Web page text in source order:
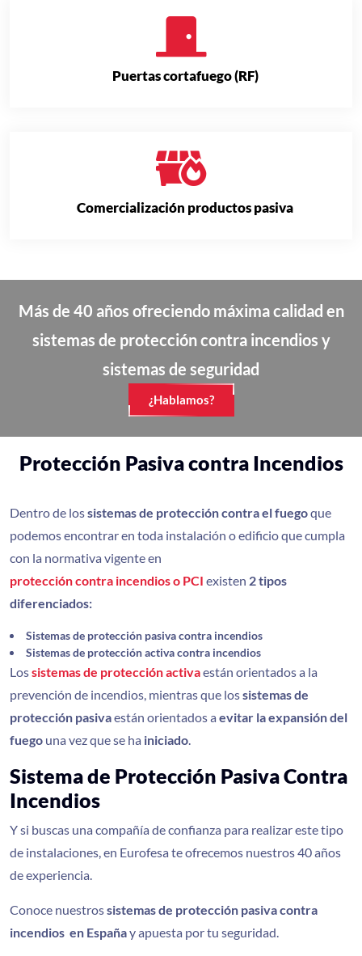
Puertas cortafuego (RF)
Comercialización productos pasiva
Más de 40 años ofreciendo máxima calidad en
sistemas de protección contra incendios y
sistemas de seguridad
¿Hablamos?
Protección Pasiva contra Incendios
Dentro de lossistemas de protección contra el fuegoque
podemos encontrar en toda instalación o edificio que cumpla
con la normativa vigente en
protección contra incendios o PCI existen 2 tipos
diferenciados:
Sistemas de protección pasiva contra incendios
Sistemas de protección activa contra incendios
Lossistemas de protección activaestán orientados a la
prevención de incendios, mientras que lossistemas de
protección pasivaestán orientados a evitar la expansión del
fuego una vez que se ha iniciado.
Sistema de Protección Pasiva Contra
Incendios
Y si buscas una compañía de confianza para realizar este tipo
de instalaciones, en Eurofesa te ofrecemos nuestros 40 años
de experiencia.
Conoce nuestrossistemas de protección pasiva contra
incendios en Españay apuesta por tu seguridad.